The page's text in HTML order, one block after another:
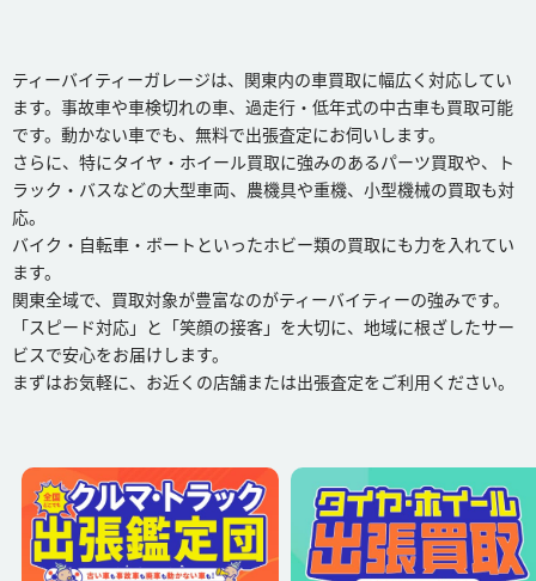
ティーバイティーガレージは、関東内の車買取に幅広く対応してい
ます。事故車や車検切れの車、過走行・低年式の中古車も買取可能
です。動かない車でも、無料で出張査定にお伺いします。
さらに、特にタイヤ・ホイール買取に強みのあるパーツ買取や、ト
ラック・バスなどの大型車両、農機具や重機、小型機械の買取も対
応。
バイク・自転車・ボートといったホビー類の買取にも力を入れてい
ます。
関東全域で、買取対象が豊富なのがティーバイティーの強みです。
「スピード対応」と「笑顔の接客」を大切に、地域に根ざしたサー
ビスで安心をお届けします。
まずはお気軽に、お近くの店舗または出張査定をご利用ください。